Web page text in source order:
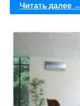
Читать далее →